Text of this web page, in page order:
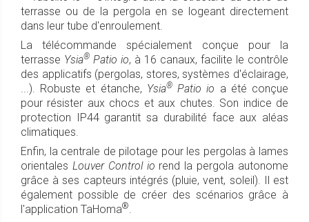
terrasse ou de la pergola en se logeant directement
dans leur tube d'enroulement.
La télécommande spécialement conçue pour la
terrasse Ysia® Patio io, à 16 canaux, facilite le contrôle
des applicatifs (pergolas, stores, systèmes d'éclairage,
...). Robuste et étanche, Ysia®Patio io a été conçue
pour résister aux chocs et aux chutes. Son indice de
protection IP44 garantit sa durabilité face aux aléas
climatiques.
Enfin, la centrale de pilotage pour les pergolas à lames
orientales Louver Control io rend la pergola autonome
grâce à ses capteurs intégrés (pluie, vent, soleil). Il est
également possible de créer des scénarios grâce à
l'application TaHoma®.